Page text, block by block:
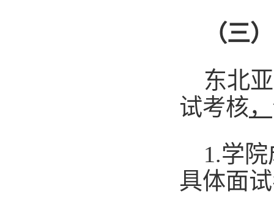
（三
东北
试考核，
1.学
具体面